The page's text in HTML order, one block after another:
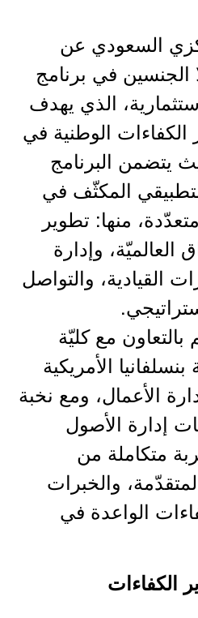
السعودي عن
الجنسين في برنامج
الذي يهدف
الوطنية في
يتضمن البرنامج
المكثّف في
منها: تطوير
وإدارة
القيادية، والتواصل
بالتعاون مع كليّة
الأمريكية
الأعمال، ومع نخبة
إدارة الأصول
متكاملة من
والخبرات
الواعدة في
الكفاءات